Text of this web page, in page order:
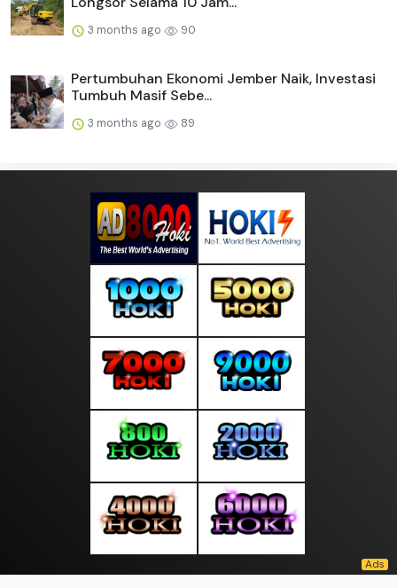
3 months ago 90
Pertumbuhan Ekonomi Jember Naik, Investasi
Tumbuh Masif Sebe...
3 months ago 89